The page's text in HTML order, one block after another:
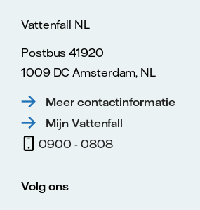
Vattenfall NL
Postbus 41920
1009 DC Amsterdam, NL
Meer contactinformatie
Mijn Vattenfall
0900 - 0808
Volg ons